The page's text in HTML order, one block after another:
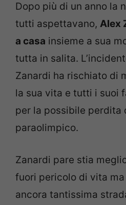
Dopo più di un anno la
tutti aspettavano, Alex
a casa insieme a sua
tutta in salita.
Zanardi ha rischiato di
la sua vita e tutti i suoi
per la possibile perdita
paraolimpico.
Zanardi pare stia
fuori pericolo di vita
ancora tantissima